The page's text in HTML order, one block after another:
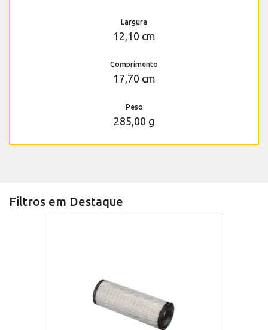
Largura
12,10 cm
Comprimento
17,70 cm
Peso
285,00 g
Filtros em Destaque